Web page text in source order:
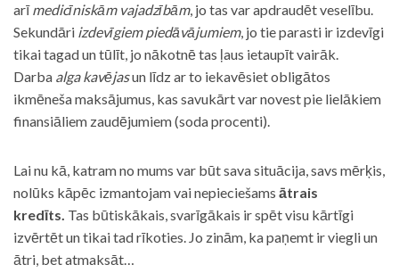
arīmedicīniskām vajadzībām, jo tas var apdraudēt veselību.
Sekundāri izdevīgiem piedāvājumiem, jo tie parasti ir izdevīgi
tikai tagad un tūlīt, jo nākotnē tas ļaus ietaupīt vairāk.
Darba alga kavējasun līdz ar to iekavēsiet obligātos
ikmēneša maksājumus, kas savukārt var novest pie lielākiem
finansiāliem zaudējumiem (soda procenti).
Lai nu kā, katram no mums var būt sava situācija, savs mērķis,
nolūks kāpēc izmantojam vai nepieciešams ātrais
kredīts. Tas būtiskākais, svarīgākais ir spēt visu kārtīgi
izvērtēt un tikai tad rīkoties. Jo zinām, ka paņemt ir viegli un
ātri, bet atmaksāt…